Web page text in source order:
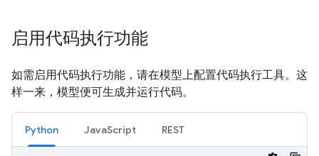
启用代码执行功能
如需启用代码执行功能，请在模型上配置代码执行工具。这
样一来，模型便可生成并运行代码。
Python JavaScript REST